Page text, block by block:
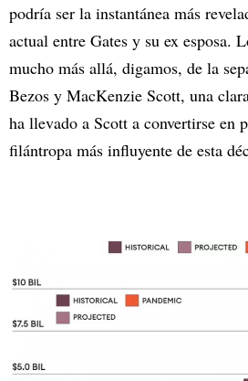
podría ser la instantánea más
actual entre Gates y su ex esposa.
mucho más allá, digamos, de la
Bezos y MacKenzie Scott, una
ha llevado a Scott a convertirse en
filántropa más influyente de esta